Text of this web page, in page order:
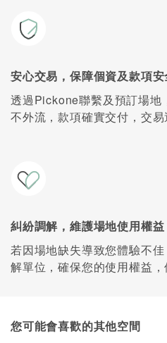
安心交易，保障個資及款項安
透過Pickone聯繫及預訂場地
不外流，款項確實交付，交易
糾紛調解，維護場地使用權益
若因場地缺失導致您體驗不
解單位，確保您的使用權益，
您可能會喜歡的其他空間